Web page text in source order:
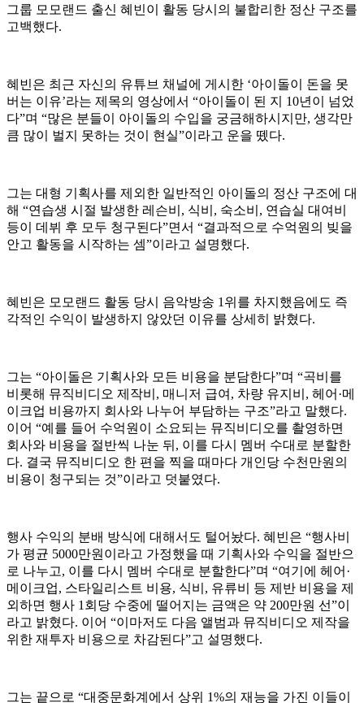
그룹 모모랜드 출신 혜빈이 활동 당시의 불합리한 정산 구조를
고백했다.
혜빈은 최근 자신의 유튜브 채널에 게시한 ‘아이돌이 돈을 못
버는 이유’라는 제목의 영상에서 “아이돌이 된 지 10년이 넘었
다”며 “많은 분들이 아이돌의 수입을 궁금해하시지만, 생각만
큼 많이 벌지 못하는 것이 현실”이라고 운을 뗐다.
그는 대형 기획사를 제외한 일반적인 아이돌의 정산 구조에 대
해 “연습생 시절 발생한 레슨비, 식비, 숙소비, 연습실 대여비
등이 데뷔 후 모두 청구된다”면서 “결과적으로 수억원의 빚을
안고 활동을 시작하는 셈”이라고 설명했다.
혜빈은 모모랜드 활동 당시 음악방송 1위를 차지했음에도 즉
각적인 수익이 발생하지 않았던 이유를 상세히 밝혔다.
그는 “아이돌은 기획사와 모든 비용을 분담한다”며 “곡비를
비롯해 뮤직비디오 제작비, 매니저 급여, 차량 유지비, 헤어·메
이크업 비용까지 회사와 나누어 부담하는 구조”라고 말했다.
이어 “예를 들어 수억원이 소요되는 뮤직비디오를 촬영하면
회사와 비용을 절반씩 나눈 뒤, 이를 다시 멤버 수대로 분할한
다. 결국 뮤직비디오 한 편을 찍을 때마다 개인당 수천만원의
비용이 청구되는 것”이라고 덧붙였다.
행사 수익의 분배 방식에 대해서도 털어놨다. 혜빈은 “행사비
가 평균 5000만원이라고 가정했을 때 기획사와 수익을 절반으
로 나누고, 이를 다시 멤버 수대로 분할한다”며 “여기에 헤어·
메이크업, 스타일리스트 비용, 식비, 유류비 등 제반 비용을 제
외하면 행사 1회당 수중에 떨어지는 금액은 약 200만원 선”이
라고 밝혔다. 이어 “이마저도 다음 앨범과 뮤직비디오 제작을
위한 재투자 비용으로 차감된다”고 설명했다.
그는 끝으로 “대중문화계에서 상위 1%의 재능을 가진 이들이